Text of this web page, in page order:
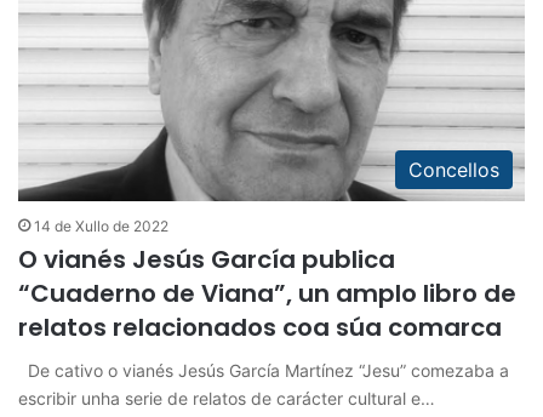
Concellos
14 de Xullo de 2022
O vianés Jesús García publica
“Cuaderno de Viana”, un amplo libro de
relatos relacionados coa súa comarca
De cativo o vianés Jesús García Martínez “Jesu” comezaba a
escribir unha serie de relatos de carácter cultural e…